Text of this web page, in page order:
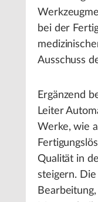
bei der
Ausschuss
Ergänzend
Leiter
Werke, wie
Qualität in
steigern.